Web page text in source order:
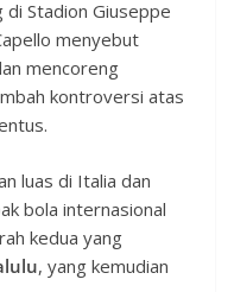
di Stadion Giuseppe
menyebut
mencoreng
kontroversi atas
luas di Italia dan
bola internasional
kedua yang
, yang kemudian